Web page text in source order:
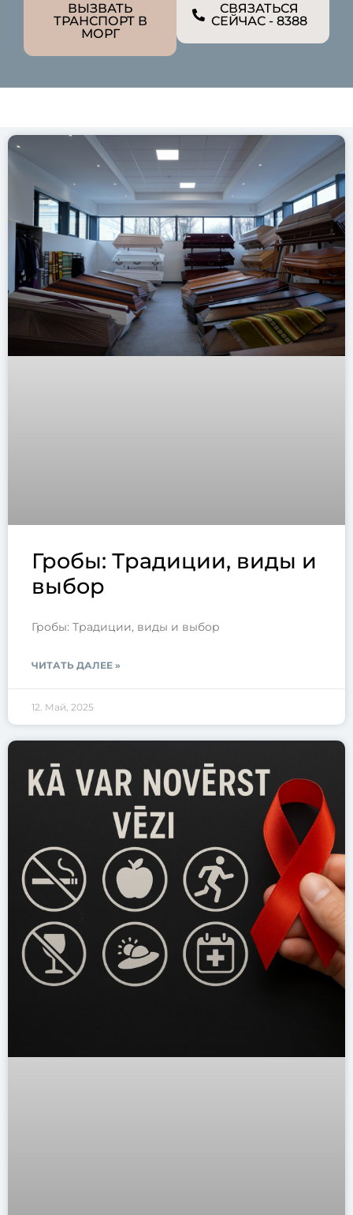
ВЫЗВАТЬ
ТРАНСПОРТ В
МОРГ
СВЯЗАТЬСЯ
СЕЙЧАС - 8388
Гробы: Традиции, виды и
выбор
Гробы: Традиции, виды и выбор
ЧИТАТЬ ДАЛЕЕ »
12. Май, 2025